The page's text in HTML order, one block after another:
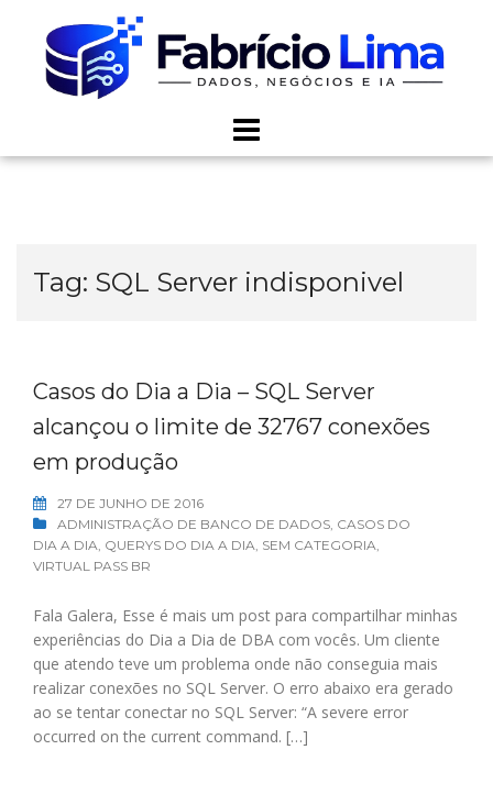
content
Tag: SQL Server indisponivel
Casos do Dia a Dia – SQL Server
alcançou o limite de 32767 conexões
em produção
27 DE JUNHO DE 2016
ADMINISTRAÇÃO DE BANCO DE DADOS, CASOS DO
DIA A DIA, QUERYS DO DIA A DIA, SEM CATEGORIA,
VIRTUAL PASS BR
Fala Galera, Esse é mais um post para compartilhar minhas
experiências do Dia a Dia de DBA com vocês. Um cliente
que atendo teve um problema onde não conseguia mais
realizar conexões no SQL Server. O erro abaixo era gerado
ao se tentar conectar no SQL Server: “A severe error
occurred on the current command. […]